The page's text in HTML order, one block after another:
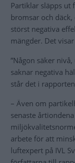
Partiklar släpps ut
bromsar och
störst negativa
mängder. Det
”Någon säker
saknar negativa
står det i
– Även om
senaste
arbete för att
luftexpert på IVL